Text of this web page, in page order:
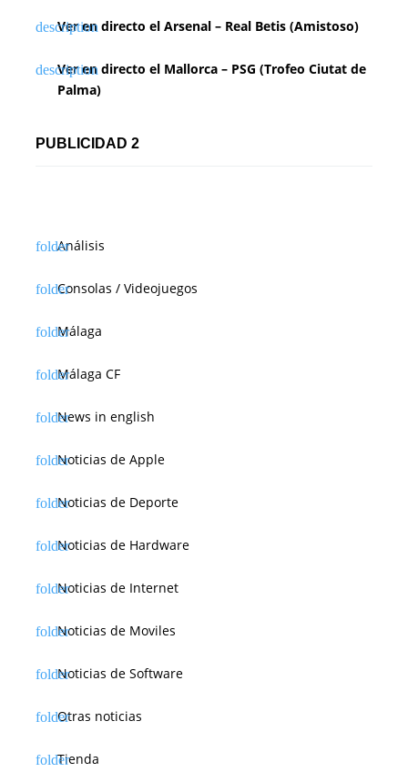
Ver en directo el Arsenal – Real Betis (Amistoso)
Ver en directo el Mallorca – PSG (Trofeo Ciutat de
Palma)
PUBLICIDAD 2
Análisis
Consolas / Videojuegos
Málaga
Málaga CF
News in english
Noticias de Apple
Noticias de Deporte
Noticias de Hardware
Noticias de Internet
Noticias de Moviles
Noticias de Software
Otras noticias
Tienda